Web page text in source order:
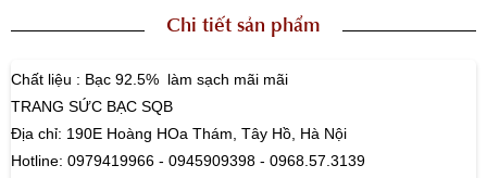
Chi tiết sản phẩm
Chất liệu : Bạc 92.5% làm sạch mãi mãi
TRANG SỨC BẠC SQB
Địa chỉ: 190E Hoàng HOa Thám, Tây Hồ, Hà Nội
Hotline: 0979419966 - 0945909398 - 0968.57.3139